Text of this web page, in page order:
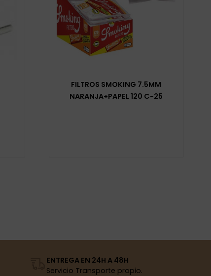
FILTROS SMOKING 7.5MM
NARANJA+PAPEL 120 C-25
ENTREGA EN 24H A 48H
Servicio Transporte propio.